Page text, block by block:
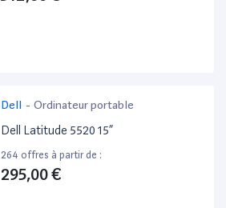
Dell - Ordinateur portable
Dell Latitude 5520 15”
264 offres à partir de :
295,00 €